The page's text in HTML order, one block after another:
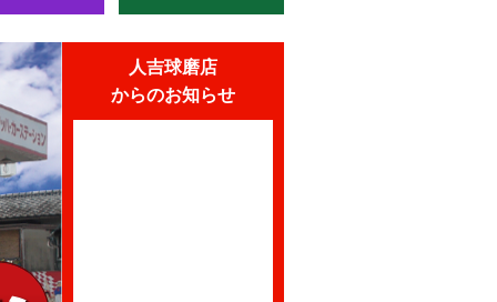
人吉球磨店
からのお知らせ